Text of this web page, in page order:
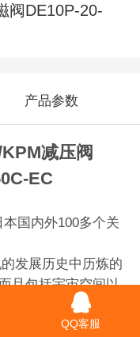
阀DE10P-20-
产品参数
减压阀
EC
本国内外100多个关
发展历史中历炼的
且包括宇宙空间以
品。航空航天事业
。铁路车辆事业向
QQ客服